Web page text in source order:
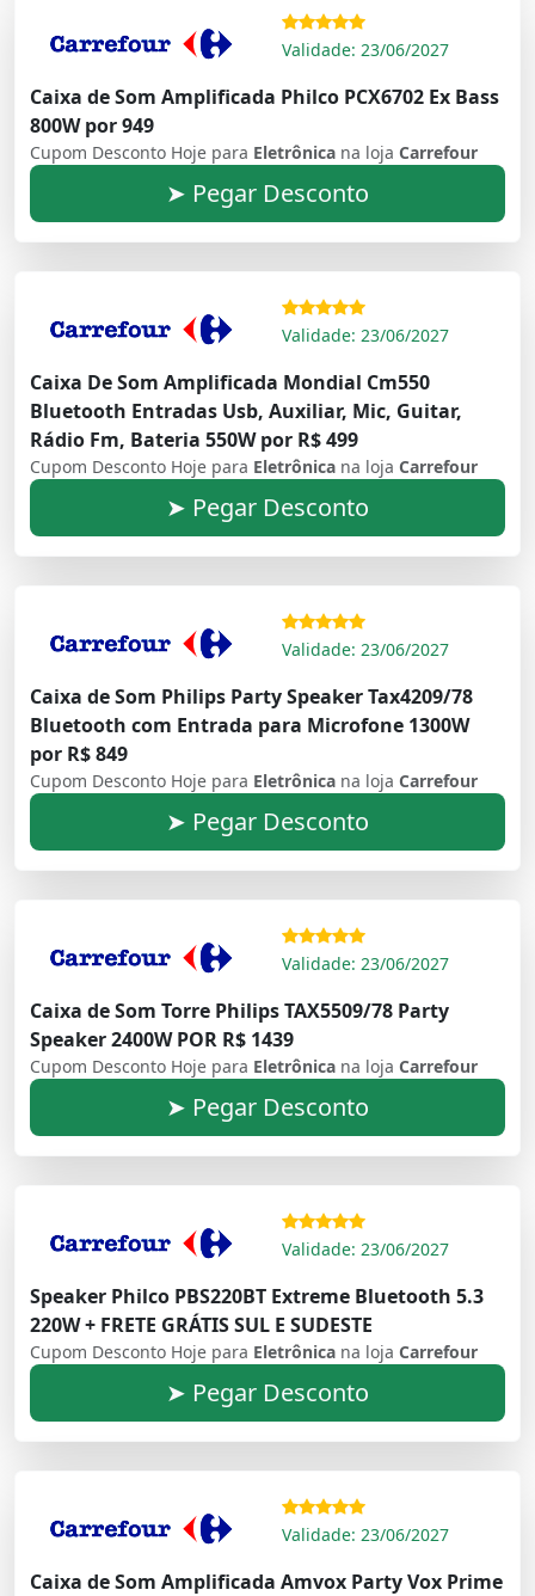
Validade: 23/06/2027
Caixa de Som Amplificada Philco PCX6702 Ex Bass
800W por 949
Cupom Desconto Hoje para Eletrônica na loja Carrefour
➤ Pegar Desconto
Validade: 23/06/2027
Caixa De Som Amplificada Mondial Cm550
Bluetooth Entradas Usb, Auxiliar, Mic, Guitar,
Rádio Fm, Bateria 550W por R$ 499
Cupom Desconto Hoje para Eletrônica na loja Carrefour
➤ Pegar Desconto
Validade: 23/06/2027
Caixa de Som Philips Party Speaker Tax4209/78
Bluetooth com Entrada para Microfone 1300W
por R$ 849
Cupom Desconto Hoje para Eletrônica na loja Carrefour
➤ Pegar Desconto
Validade: 23/06/2027
Caixa de Som Torre Philips TAX5509/78 Party
Speaker 2400W POR R$ 1439
Cupom Desconto Hoje para Eletrônica na loja Carrefour
➤ Pegar Desconto
Validade: 23/06/2027
Speaker Philco PBS220BT Extreme Bluetooth 5.3
220W + FRETE GRÁTIS SUL E SUDESTE
Cupom Desconto Hoje para Eletrônica na loja Carrefour
➤ Pegar Desconto
Validade: 23/06/2027
Caixa de Som Amplificada Amvox Party Vox Prime